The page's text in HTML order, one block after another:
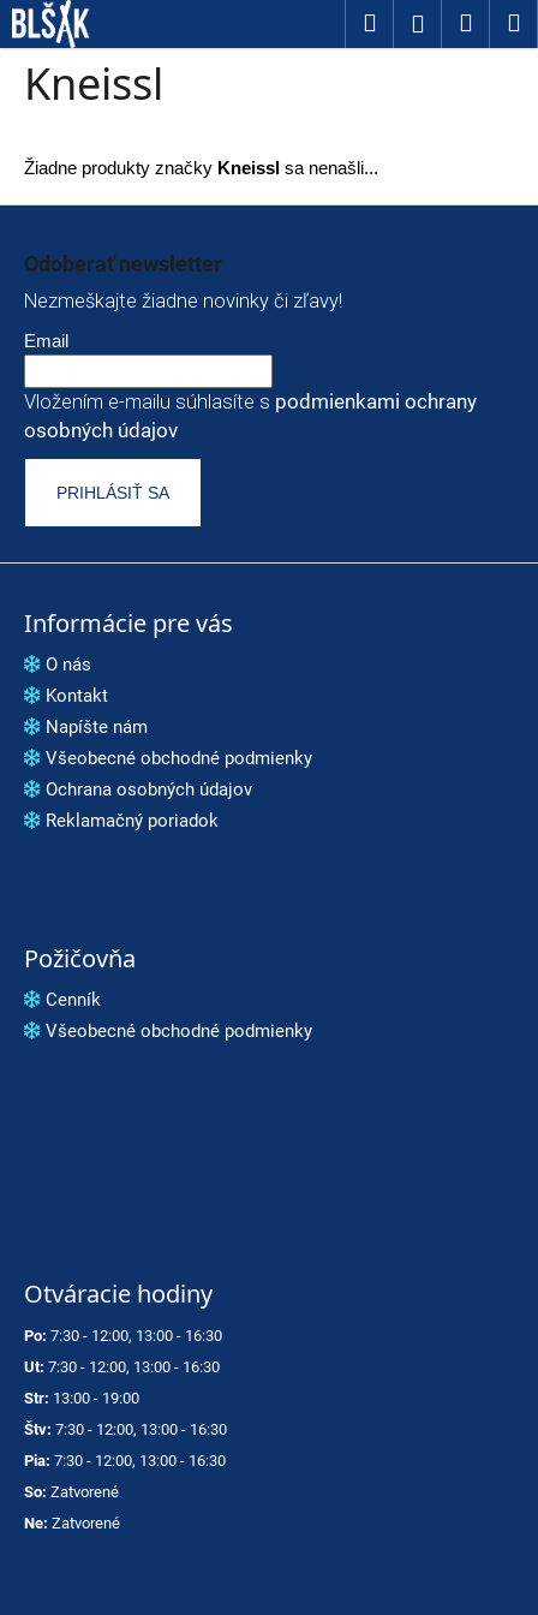
Prejsť na obsah Hľadať
Kneissl
Žiadne produkty značky Kneissl sa nenašli...
Košík
o
p
o
t
r
e
b
u
e
t
n
á
j
s
ť
?
O
m
e
RACETIGER
GS
89
Odoberať newsletter
Nezmeškajte žiadne novinky či zľavy!
Email
Vložením e-mailu súhlasíte s podmienkami ochrany
osobných údajov
PRIHLÁSIŤ SA
Informácie pre vás
O nás
Kontakt
Napíšte nám
Všeobecné obchodné podmienky
Ochrana osobných údajov
Reklamačný poriadok
Požičovňa
Cenník
Všeobecné obchodné podmienky
Otváracie hodiny
Po: 7:30 - 12:00, 13:00 - 16:30
Ut: 7:30 - 12:00, 13:00 - 16:30
Str: 13:00 - 19:00
Štv: 7:30 - 12:00, 13:00 - 16:30
Pia: 7:30 - 12:00, 13:00 - 16:30
So: Zatvorené
Ne: Zatvorené